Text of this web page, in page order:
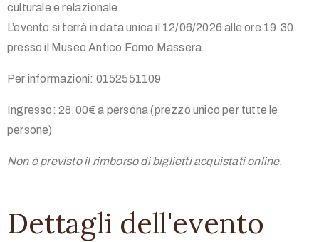
culturale e relazionale.
L’evento si terrà in data unica il 12/06/2026 alle ore 19.30
presso il Museo Antico Forno Massera.
Per informazioni: 0152551109
Ingresso: 28,00€ a persona (prezzo unico per tutte le
persone)
Non è previsto il rimborso di biglietti acquistati online.
Dettagli dell'evento